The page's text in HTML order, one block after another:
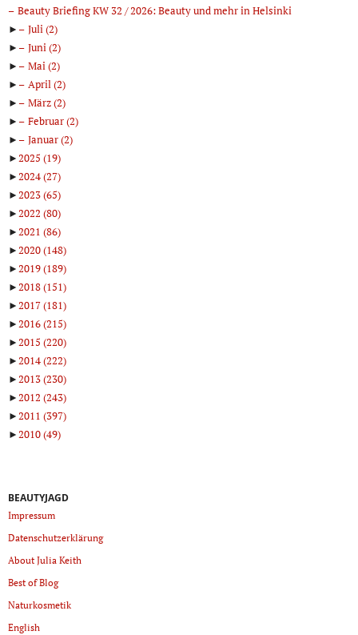
Beauty Briefing KW 32 / 2026: Beauty und mehr in Helsinki
►
Juli(2)
►
Juni(2)
►
Mai(2)
►
April(2)
►
März(2)
►
Februar(2)
►
Januar(2)
►2025 (19)
►2024(27)
►2023(65)
►2022 (80)
►2021 (86)
►2020(148)
►2019(189)
►2018(151)
►2017(181)
►2016(215)
►2015 (220)
►2014(222)
►2013(230)
►2012 (243)
►2011 (397)
►2010(49)
BEAUTYJAGD
Impressum
Datenschutzerklärung
About Julia Keith
Best of Blog
Naturkosmetik
English